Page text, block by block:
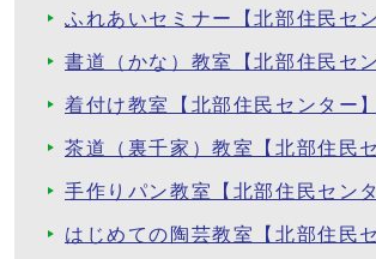
ふれあいセミナー【北部住民セ
書道（かな）教室【北部住民セ
着付け教室【北部住民センター】
茶道（裏千家）教室【北部住民
手作りパン教室【北部住民センタ
はじめての陶芸教室【北部住民